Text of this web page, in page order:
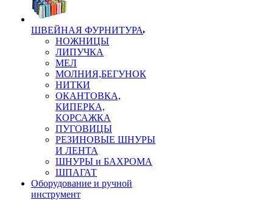
ШВЕЙНАЯ ФУРНИТУРА
НОЖНИЦЫ
ЛИПУЧКА
МЕЛ
МОЛНИЯ,БЕГУНОК
НИТКИ
ОКАНТОВКА,
КИПЕРКА,
КОРСАЖКА
ПУГОВИЦЫ
РЕЗИНОВЫЕ ШНУРЫ
И ЛЕНТА
ШНУРЫ и БАХРОМА
ШПАГАТ
Оборудование и ручной
инструмент